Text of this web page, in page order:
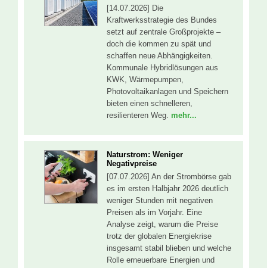
[14.07.2026] Die
Kraftwerksstrategie des Bundes
setzt auf zentrale Großprojekte –
doch die kommen zu spät und
schaffen neue Abhängigkeiten.
Kommunale Hybridlösungen aus
KWK, Wärmepumpen,
Photovoltaikanlagen und Speichern
bieten einen schnelleren,
resilienteren Weg. mehr...
Naturstrom: Weniger
Negativpreise
[07.07.2026] An der Strombörse gab
es im ersten Halbjahr 2026 deutlich
weniger Stunden mit negativen
Preisen als im Vorjahr. Eine
Analyse zeigt, warum die Preise
trotz der globalen Energiekrise
insgesamt stabil blieben und welche
Rolle erneuerbare Energien und